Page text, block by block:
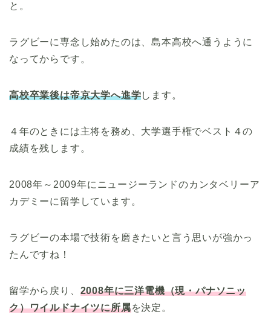
と。
ラグビーに専念し始めたのは、島本高校へ通うように
なってからです。
高校卒業後は帝京大学へ進学します。
４年のときには主将を務め、大学選手権でベスト４の
成績を残します。
2008年～2009年にニュージーランドのカンタベリーア
カデミーに留学しています。
ラグビーの本場で技術を磨きたいと言う思いが強かっ
たんですね！
留学から戻り、 2008年に三洋電機（現・パナソニッ
ク）ワイルドナイツに所属を決定。